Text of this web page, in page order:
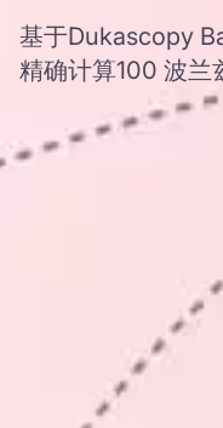
基于Dukascopy
精确计算100 波兰